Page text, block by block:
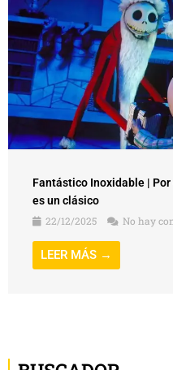
Fantástico Inoxidable |
es un clásico
22/12/2025
No hay
LEER MÁS →